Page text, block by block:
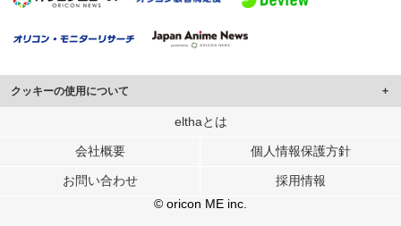
クッキーの使用について
このサイトでは Cookie を使用して、ユーザーに合わせたコンテンツや広告の
行っています。
メディアや広告配信、データ解析の各パートナーに提供しています。
各パートナーは、この情報とユーザーが各パートナーに提供した他の情報や、
ユーザーが各パートナーのサービスを使用したときに収集した他の情報を組み
elthaとは
会社概要 個人情報保護方針
お問い合わせ
採用情報
© oricon ME inc.